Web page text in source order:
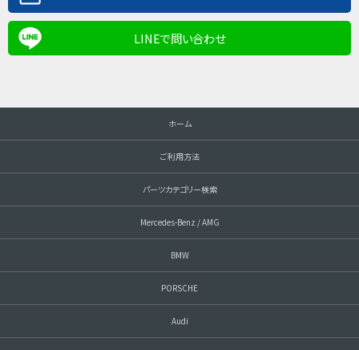
LINEで問い合わせ
ホーム
ご利用方法
パーツカテゴリー検索
Mercedes-Benz / AMG
BMW
PORSCHE
Audi